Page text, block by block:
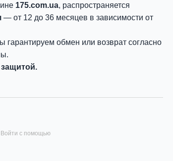
175.com.ua, распространяется
— от 12 до 36 месяцев в зависимости от
гарантируем обмен или возврат согласно
Войти с помощью